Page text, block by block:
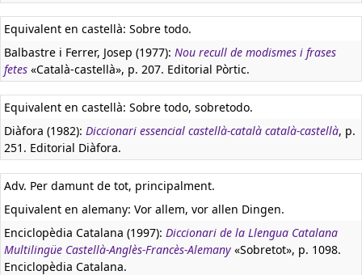
Equivalent en castellà: Sobre todo.
Balbastre i Ferrer, Josep (1977): Nou recull de modismes i frases
fetes «Català-castellà», p. 207. Editorial Pòrtic.
Equivalent en castellà: Sobre todo, sobretodo.
Diàfora (1982): Diccionari essencial castellà-català català-castellà, p.
251. Editorial Diàfora.
Adv. Per damunt de tot, principalment.
Equivalent en alemany: Vor allem, vor allen Dingen.
Enciclopèdia Catalana (1997): Diccionari de la Llengua Catalana
Multilingüe Castellà-Anglès-Francès-Alemany «Sobretot», p. 1098.
Enciclopèdia Catalana.